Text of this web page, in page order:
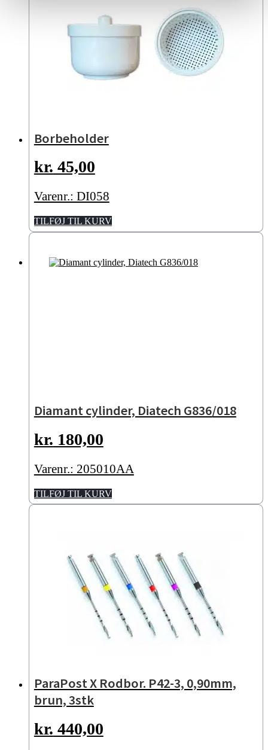
Borbeholder
kr. 45,00
Varenr.: DI058
TILFØJ TIL KURV
Diamant cylinder, Diatech G836/018
kr. 180,00
Varenr.: 205010AA
TILFØJ TIL KURV
ParaPost X Rodbor. P42-3, 0,90mm,
brun, 3stk
kr. 440,00